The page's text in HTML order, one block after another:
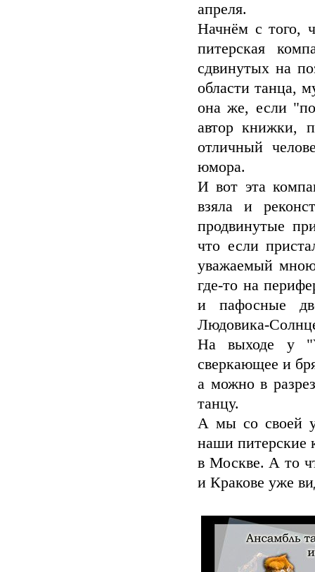
апреля.
Начнём с того,
питерская
сдвинутых на
области танца,
она же, если
автор книжки,
отличный
юмора.
И вот эта
взяла и
продвинутые
что если
уважаемый
где-то на
и пафосные
Людовика-
На выходе у
сверкающее и
а можно в
танцу.
А мы со своей
наши питерские
в Москве. А то
и Кракове уже